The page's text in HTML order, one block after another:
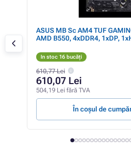
ASUS MB Sc AM4 TUF
AMD B550, 4xDDR4, 1xDP,
In stoc 16 bucăți
610,77 Lei
610,07 Lei
504,19 Lei fără TVA
În coșul de